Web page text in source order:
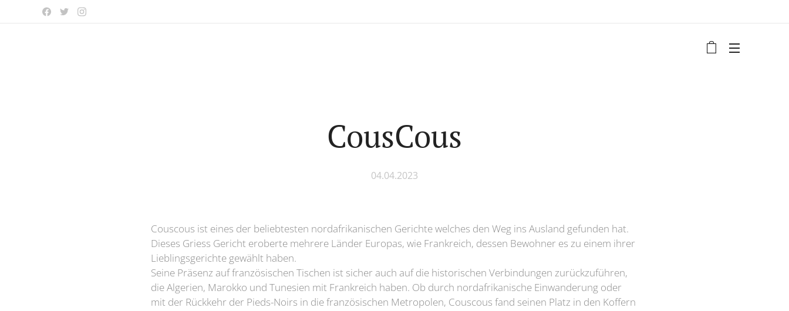
CousCous
04.04.2023
Couscous ist eines der beliebtesten nordafrikanischen Gerichte welches den Weg ins Ausland gefunden hat.
Dieses Griess Gericht eroberte mehrere Länder Europas, wie Frankreich, dessen Bewohner es zu einem ihrer
Lieblingsgerichte gewählt haben.
Seine Präsenz auf französischen Tischen ist sicher auch auf die historischen Verbindungen zurückzuführen,
die Algerien, Marokko und Tunesien mit Frankreich haben. Ob durch nordafrikanische Einwanderung oder
mit der Rückkehr der Pieds-Noirs in die französischen Metropolen, Couscous fand seinen Platz in den Koffern